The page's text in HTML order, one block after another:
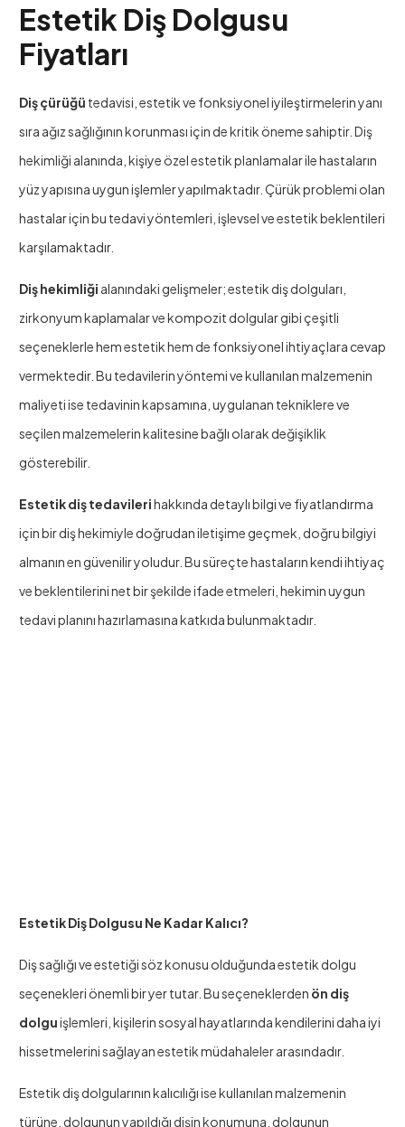
Estetik Diş Dolgusu
Fiyatları
Diş çürüğü tedavisi, estetik ve fonksiyonel iyileştirmelerin yanı
sıra ağız sağlığının korunması için de kritik öneme sahiptir. Diş
hekimliği alanında, kişiye özel estetik planlamalar ile hastaların
yüz yapısına uygun işlemler yapılmaktadır. Çürük problemi olan
hastalar için bu tedavi yöntemleri, işlevsel ve estetik beklentileri
karşılamaktadır.
Diş hekimliği alanındaki gelişmeler; estetik diş dolguları,
zirkonyum kaplamalar ve kompozit dolgular gibi çeşitli
seçeneklerle hem estetik hem de fonksiyonel ihtiyaçlara cevap
vermektedir. Bu tedavilerin yöntemi ve kullanılan malzemenin
maliyeti ise tedavinin kapsamına, uygulanan tekniklere ve
seçilen malzemelerin kalitesine bağlı olarak değişiklik
gösterebilir.
Estetik diş tedavilerihakkında detaylı bilgi ve fiyatlandırma
için bir diş hekimiyle doğrudan iletişime geçmek, doğru bilgiyi
almanın en güvenilir yoludur. Bu süreçte hastaların kendi ihtiyaç
ve beklentilerini net bir şekilde ifade etmeleri, hekimin uygun
tedavi planını hazırlamasına katkıda bulunmaktadır.
Estetik Diş Dolgusu Ne Kadar Kalıcı?
Diş sağlığı ve estetiği söz konusu olduğunda estetik dolgu
seçenekleri önemli bir yer tutar. Bu seçeneklerden ön diş
dolguişlemleri, kişilerin sosyal hayatlarında kendilerini daha iyi
hissetmelerini sağlayan estetik müdahaleler arasındadır.
Estetik diş dolgularının kalıcılığı ise kullanılan malzemenin
türüne, dolgunun yapıldığı dişin konumuna, dolgunun